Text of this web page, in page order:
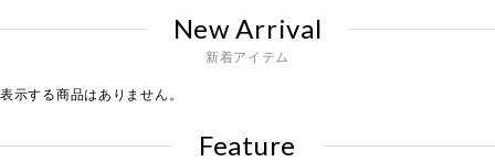
New Arrival
新着アイテム
表示する商品はありません。
Feature